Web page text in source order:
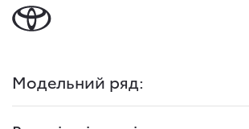
Модельний ряд: